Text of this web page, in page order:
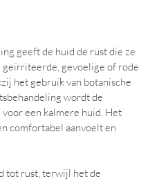
geeft de huid de rust die ze
geïrriteerde, gevoelige of rode
het gebruik van botanische
wordt de
een kalmere huid. Het
comfortabel aanvoelt en
tot rust, terwijl het de